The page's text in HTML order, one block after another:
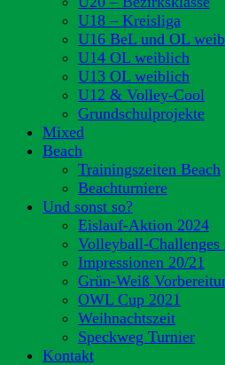
U18 – Kreisliga
U16 BeL und OL
U14 OL weiblich
U13 OL weiblich
U12 & Volley-Cool
Grundschulprojekte
Mixed
Beach
Trainingszeiten Beach
Beachturniere
Und sonst so?
Eislauf-Aktion 2024
Volleyball-Challenges
Impressionen 20/21
Grün-Weiß
OWL Cup 2021
Weihnachtszeit
Speckweg Turnier
Kontakt